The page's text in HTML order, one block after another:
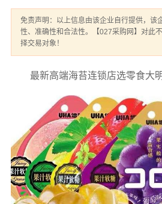
免责声明：以上信息由该企业自行提供，该
性、准确性和合法性。【027采购网】对此
择交易对象！
最新高端海苔连锁店选零食大